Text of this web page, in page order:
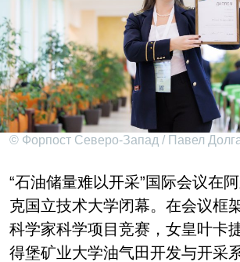
© Форпост Северо-Запад / Павел
“石油储量难以开采”国际会议在
克国立技术大学闭幕。在会议框
科学家科学项目竞赛，女皇叶卡
得堡矿业大学油气田开发与开采